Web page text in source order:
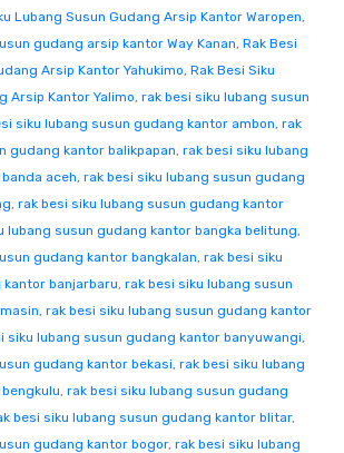
Lubang Susun Gudang Arsip Kantor Waropen,
gudang arsip kantor Way Kanan, Rak Besi
Arsip Kantor Yahukimo, Rak Besi Siku
Arsip Kantor Yalimo, rak besi siku lubang susun
siku lubang susun gudang kantor ambon, rak
gudang kantor balikpapan, rak besi siku lubang
aceh, rak besi siku lubang susun gudang
, rak besi siku lubang susun gudang kantor
lubang susun gudang kantor bangka belitung,
gudang kantor bangkalan, rak besi siku
banjarbaru, rak besi siku lubang susun
, rak besi siku lubang susun gudang kantor
siku lubang susun gudang kantor banyuwangi,
gudang kantor bekasi, rak besi siku lubang
, rak besi siku lubang susun gudang
besi siku lubang susun gudang kantor blitar,
gudang kantor bogor, rak besi siku lubang